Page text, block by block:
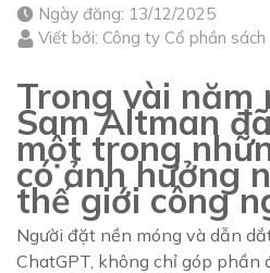
Ngày đăng: 13/12/2025
Viết bởi: Công ty Cổ phần sách
Trong vài năm
Sam Altman
một trong
có ảnh hưởng
thế giới công
Người đặt nền móng và dẫn
ChatGPT, không chỉ góp phần